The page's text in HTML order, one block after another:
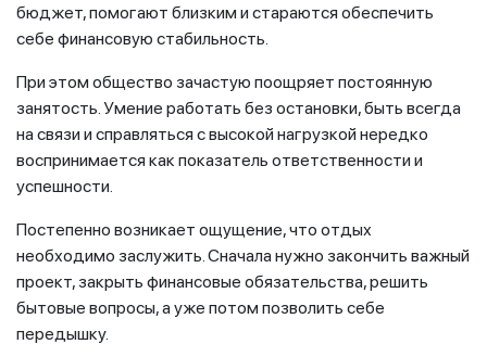
бюджет, помогают близким и стараются обеспечить
себе финансовую стабильность.
При этом общество зачастую поощряет постоянную
занятость. Умение работать без остановки, быть всегда
на связи и справляться с высокой нагрузкой нередко
воспринимается как показатель ответственности и
успешности.
Постепенно возникает ощущение, что отдых
необходимо заслужить. Сначала нужно закончить важный
проект, закрыть финансовые обязательства, решить
бытовые вопросы, а уже потом позволить себе
передышку.